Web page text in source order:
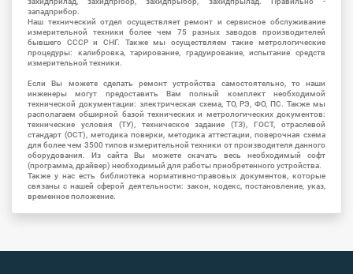
западприбор.
Наш технический отдел осуществляет ремонт и сервисное обслуживание
измерительной техники более чем 75 разных заводов производителей
бывшего СССР и СНГ. Также мы осуществляем такие метрологические
процедуры: калибровка, тарирование, градуирование, испытание средств
измерительной техники.
Если Вы можете сделать ремонт устройства самостоятельно, то наши
инженеры могут предоставить Вам полный комплект необходимой
технической документации: электрическая схема, ТО, РЭ, ФО, ПС. Также мы
располагаем обширной базой технических и метрологических документов:
технические условия (ТУ), техническое задание (ТЗ), ГОСТ, отраслевой
стандарт (ОСТ), методика поверки, методика аттестации, поверочная схема
для более чем 3500 типов измерительной техники от производителя данного
оборудования. Из сайта Вы можете скачать весь необходимый софт
(программа, драйвер) необходимый для работы приобретенного устройства.
Также у нас есть библиотека нормативно-правовых документов, которые
связаны с нашей сферой деятельности: закон, кодекс, постановление, указ,
временное положение.